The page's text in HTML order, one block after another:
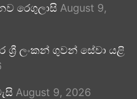
රෙගුලාසි August 9,
ලංකන් ගුවන් සේවා යළි
August 9, 2026